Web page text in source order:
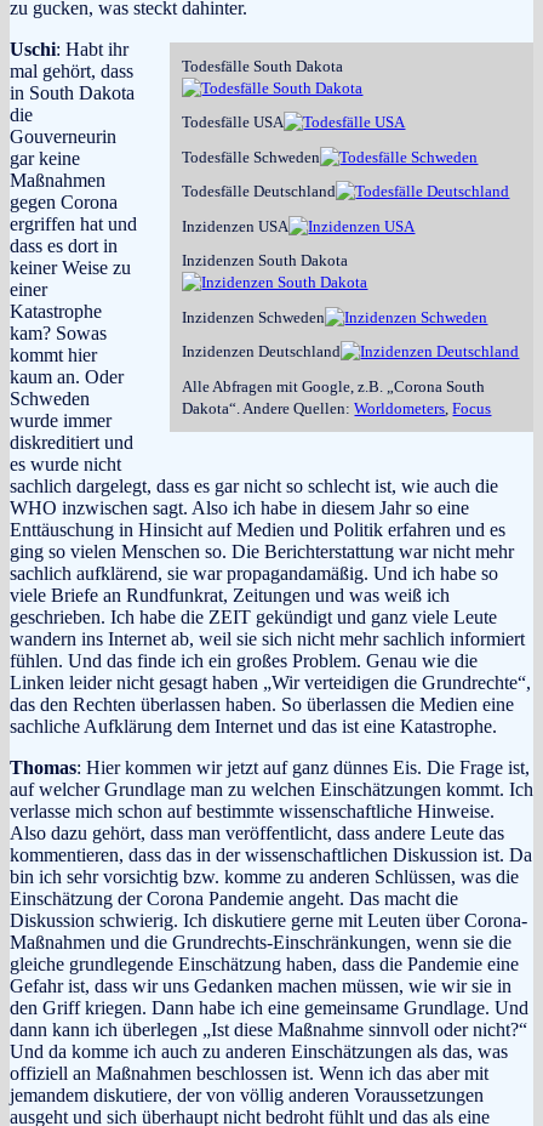
zu gucken, was steckt dahinter.
Todesfälle South Dakota
Todesfälle USA
Todesfälle Schweden
Todesfälle Deutschland
Inzidenzen USA
Inzidenzen South Dakota
Inzidenzen Schweden
Inzidenzen Deutschland
Alle Abfragen mit Google, z.B. „Corona South
Dakota“. Andere Quellen:Worldometers ,Focus
Uschi: Habt ihr
mal gehört, dass
in South Dakota
die
Gouverneurin
gar keine
Maßnahmen
gegen Corona
ergriffen hat und
dass es dort in
keiner Weise zu
einer
Katastrophe
kam? Sowas
kommt hier
kaum an. Oder
Schweden
wurde immer
diskreditiert und
es wurde nicht
sachlich dargelegt, dass es gar nicht so schlecht ist, wie auch die
WHO inzwischen sagt. Also ich habe in diesem Jahr so eine
Enttäuschung in Hinsicht auf Medien und Politik erfahren und es
ging so vielen Menschen so. Die Berichterstattung war nicht mehr
sachlich aufklärend, sie war propagandamäßig. Und ich habe so
viele Briefe an Rundfunkrat, Zeitungen und was weiß ich
geschrieben. Ich habe die ZEIT gekündigt und ganz viele Leute
wandern ins Internet ab, weil sie sich nicht mehr sachlich informiert
fühlen. Und das finde ich ein großes Problem. Genau wie die
Linken leider nicht gesagt haben „Wir verteidigen die Grundrechte“,
das den Rechten überlassen haben. So überlassen die Medien eine
sachliche Aufklärung dem Internet und das ist eine Katastrophe.
Thomas: Hier kommen wir jetzt auf ganz dünnes Eis. Die Frage ist,
auf welcher Grundlage man zu welchen Einschätzungen kommt. Ich
verlasse mich schon auf bestimmte wissenschaftliche Hinweise.
Also dazu gehört, dass man veröffentlicht, dass andere Leute das
kommentieren, dass das in der wissenschaftlichen Diskussion ist. Da
bin ich sehr vorsichtig bzw. komme zu anderen Schlüssen, was die
Einschätzung der Corona Pandemie angeht. Das macht die
Diskussion schwierig. Ich diskutiere gerne mit Leuten über Corona-
Maßnahmen und die Grundrechts-Einschränkungen, wenn sie die
gleiche grundlegende Einschätzung haben, dass die Pandemie eine
Gefahr ist, dass wir uns Gedanken machen müssen, wie wir sie in
den Griff kriegen. Dann habe ich eine gemeinsame Grundlage. Und
dann kann ich überlegen „Ist diese Maßnahme sinnvoll oder nicht?“
Und da komme ich auch zu anderen Einschätzungen als das, was
offiziell an Maßnahmen beschlossen ist. Wenn ich das aber mit
jemandem diskutiere, der von völlig anderen Voraussetzungen
ausgeht und sich überhaupt nicht bedroht fühlt und das als eine